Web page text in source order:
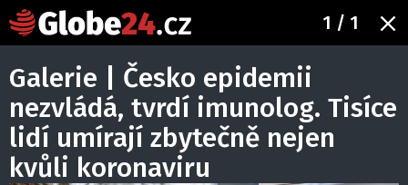
1 / 1
Galerie | Česko epidemii
nezvládá, tvrdí imunolog. Tisíce
lidí umírají zbytečně nejen
kvůli koronaviru